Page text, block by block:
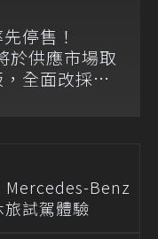
停售！
於供應市場取
全面改採單
Benz
旅試駕體驗